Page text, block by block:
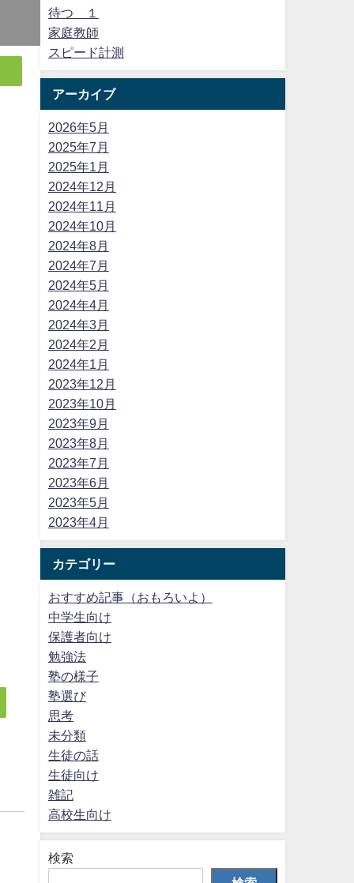
待つ １
家庭教師
スピード計測
アーカイブ
2026年5月
2025年7月
2025年1月
2024年12月
2024年11月
2024年10月
2024年8月
2024年7月
2024年5月
2024年4月
2024年3月
2024年2月
2024年1月
2023年12月
2023年10月
2023年9月
2023年8月
2023年7月
2023年6月
2023年5月
2023年4月
カテゴリー
おすすめ記事（おもろいよ）
中学生向け
保護者向け
勉強法
塾の様子
塾選び
思考
未分類
生徒の話
生徒向け
雑記
高校生向け
検索